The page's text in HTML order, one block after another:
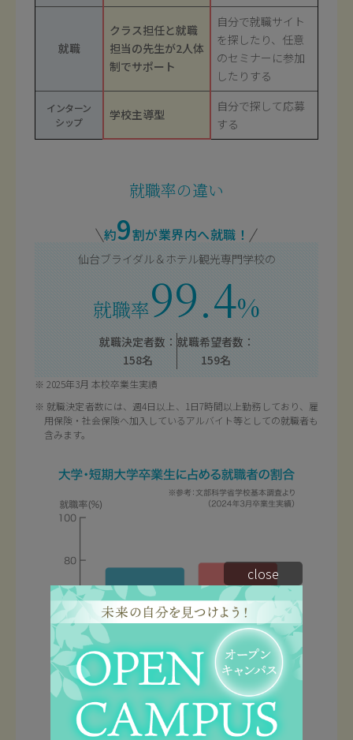
就職
クラス担任と就職
担当の先生が2人体
制でサポート
自分で就職サイト
を探したり、任意
のセミナーに参加
したりする
インターン
シップ
学校主導型
自分で探して応募
する
就職率の違い
約9割が業界内へ就職！
仙台ブライダル＆ホテル観光専門学校の
就職率99.4%
就職決定者数：
158名
就職希望者数：
159名
2025年3月 本校卒業生実績
就職決定者数には、週4日以上、1日7時間以上勤務しており、雇
用保険・社会保険へ加入しているアルバイト等としての就職者も
含みます。
close